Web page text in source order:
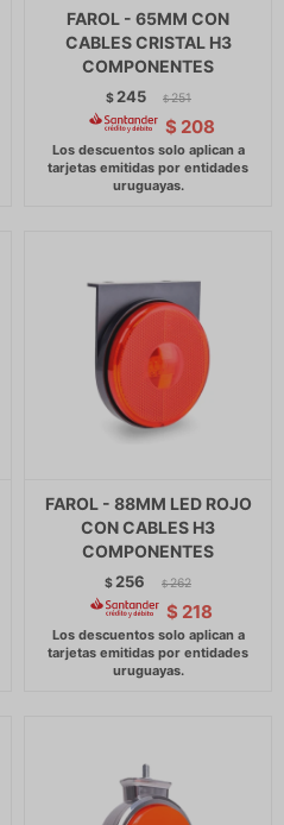
FAROL - 65MM CON
CABLES CRISTAL H3
COMPONENTES
$ 245 $ 251
$ 208
FAROL - 88MM LED ROJO
CON CABLES H3
COMPONENTES
$ 256 $ 262
$ 218